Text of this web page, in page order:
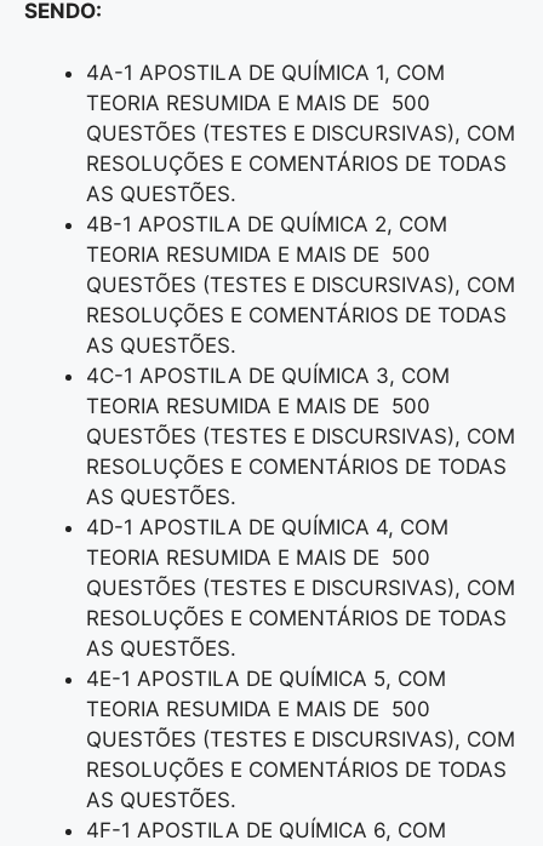
SENDO:
4A-1 APOSTILA DE QUÍMICA 1, COM
TEORIA RESUMIDA E MAIS DE 500
QUESTÕES (TESTES E DISCURSIVAS), COM
RESOLUÇÕES E COMENTÁRIOS DE TODAS
AS QUESTÕES.
4B-1 APOSTILA DE QUÍMICA 2, COM
TEORIA RESUMIDA E MAIS DE 500
QUESTÕES (TESTES E DISCURSIVAS), COM
RESOLUÇÕES E COMENTÁRIOS DE TODAS
AS QUESTÕES.
4C-1 APOSTILA DE QUÍMICA 3, COM
TEORIA RESUMIDA E MAIS DE 500
QUESTÕES (TESTES E DISCURSIVAS), COM
RESOLUÇÕES E COMENTÁRIOS DE TODAS
AS QUESTÕES.
4D-1 APOSTILA DE QUÍMICA 4, COM
TEORIA RESUMIDA E MAIS DE 500
QUESTÕES (TESTES E DISCURSIVAS), COM
RESOLUÇÕES E COMENTÁRIOS DE TODAS
AS QUESTÕES.
4E-1 APOSTILA DE QUÍMICA 5, COM
TEORIA RESUMIDA E MAIS DE 500
QUESTÕES (TESTES E DISCURSIVAS), COM
RESOLUÇÕES E COMENTÁRIOS DE TODAS
AS QUESTÕES.
4F-1 APOSTILA DE QUÍMICA 6, COM